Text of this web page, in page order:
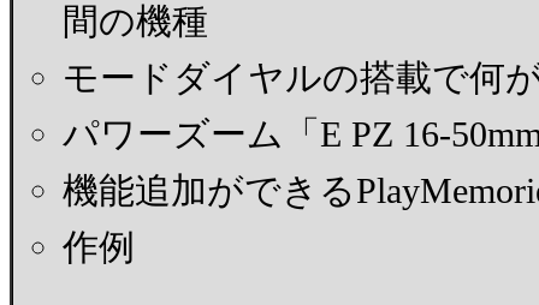
間の機種
モードダイヤルの搭載で何
パワーズーム「E PZ 16-
機能追加ができる
作例